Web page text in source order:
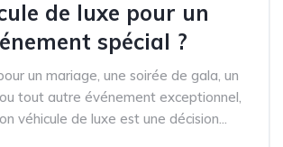
de luxe pour un
spécial ?
un mariage, une soirée de gala, un
tout autre événement exceptionnel,
véhicule de luxe est une décision...